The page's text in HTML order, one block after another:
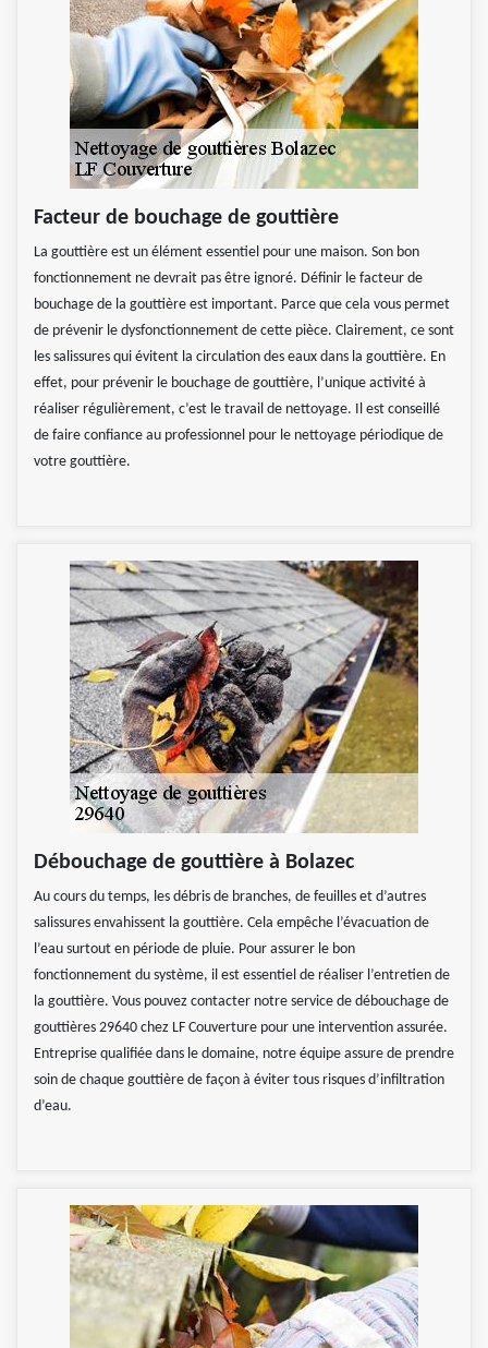
Facteur de bouchage de gouttière
La gouttière est un élément essentiel pour une maison. Son bon
fonctionnement ne devrait pas être ignoré. Définir le facteur de
bouchage de la gouttière est important. Parce que cela vous permet
de prévenir le dysfonctionnement de cette pièce. Clairement, ce sont
les salissures qui évitent la circulation des eaux dans la gouttière. En
effet, pour prévenir le bouchage de gouttière, l’unique activité à
réaliser régulièrement, c’est le travail de nettoyage. Il est conseillé
de faire confiance au professionnel pour le nettoyage périodique de
votre gouttière.
Débouchage de gouttière à Bolazec
Au cours du temps, les débris de branches, de feuilles et d’autres
salissures envahissent la gouttière. Cela empêche l’évacuation de
l’eau surtout en période de pluie. Pour assurer le bon
fonctionnement du système, il est essentiel de réaliser l’entretien de
la gouttière. Vous pouvez contacter notre service de débouchage de
gouttières 29640 chez LF Couverture pour une intervention assurée.
Entreprise qualifiée dans le domaine, notre équipe assure de prendre
soin de chaque gouttière de façon à éviter tous risques d’infiltration
d’eau.